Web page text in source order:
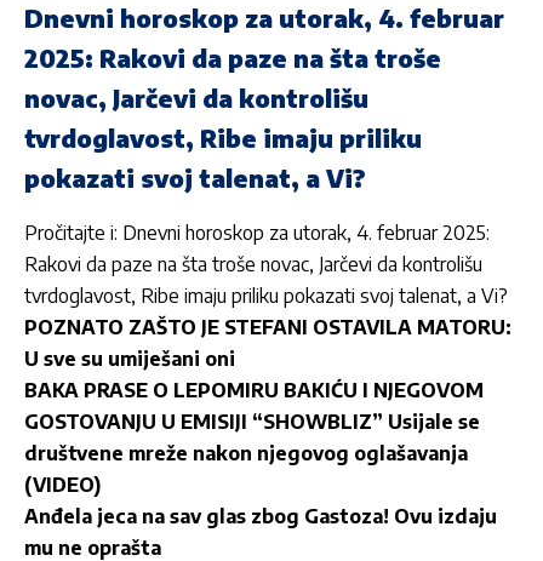
Dnevni horoskop za utorak, 4. februar
2025: Rakovi da paze na šta troše
novac, Jarčevi da kontrolišu
tvrdoglavost, Ribe imaju priliku
pokazati svoj talenat, a Vi?
Pročitajte i: Dnevni horoskop za utorak, 4. februar 2025:
Rakovi da paze na šta troše novac, Jarčevi da kontrolišu
tvrdoglavost, Ribe imaju priliku pokazati svoj talenat, a Vi?
POZNATO ZAŠTO JE STEFANI OSTAVILA MATORU:
U sve su umiješani oni
BAKA PRASE O LEPOMIRU BAKIĆU I NJEGOVOM
GOSTOVANJU U EMISIJI “SHOWBLIZ” Usijale se
društvene mreže nakon njegovog oglašavanja
(VIDEO)
Anđela jeca na sav glas zbog Gastoza! Ovu izdaju
mu ne oprašta